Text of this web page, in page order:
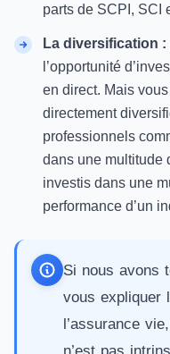
parts de SCPI , SCI
La diversification :
l’opportunité
en direct. Mais
directement
professionnels
dans une multitude
investis dans une
performance d’un
Si nous avons
vous expliquer
l’assurance